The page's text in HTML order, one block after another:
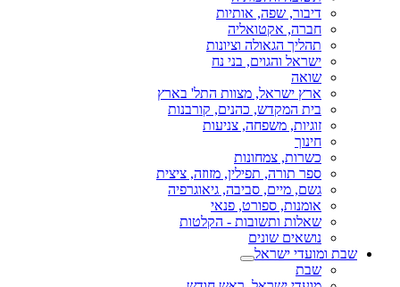
דיבור, שפה, אותיות
חברה, אקטואליה
תהליך הגאולה וציונות
ישראל והגוים, בני נח
שואה
ארץ ישראל, מצוות התל' בארץ
בית המקדש, כהנים, קורבנות
זוגיות, משפחה, צניעות
חינוך
כשרות, צמחונות
ספר תורה, תפילין, מזוזה, ציצית
גשם, מיים, סביבה, גיאוגרפיה
אומנות, ספורט, פנאי
שאלות ותשובות - הקלטות
נושאים שונים
שבת ומועדי ישראל
שבת